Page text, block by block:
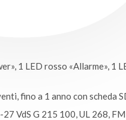
1 LED rosso «Allarme», 1
fino a 1 anno con scheda
VdS G 215 100, UL 268,